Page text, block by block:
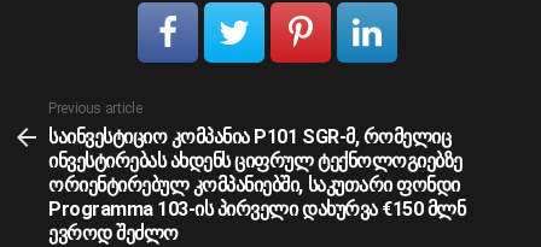
more
Previous article
საინვესტიციო კომპანია P101 SGR-მ, რომელიც
ინვესტირებას ახდენს ციფრულ ტექნოლოგიებზე
ორიენტირებულ კომპანიებში, საკუთარი ფონდი
Programma 103-ის პირველი დახურვა €150 მლნ
ევროდ შეძლო